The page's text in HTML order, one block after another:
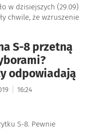
w dzisiejszych (29.09)
chwile, że wzruszenie
S-8 przetną
odpowiadają
16:24
S-8. Pewnie